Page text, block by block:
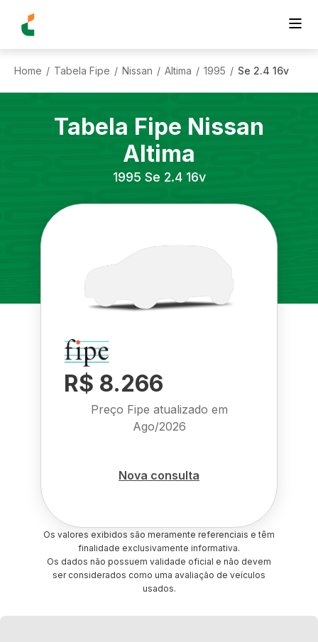
Home / Tabela Fipe / Nissan / Altima / 1995 / Se 2.4 16v
Tabela Fipe Nissan
Altima
1995 Se 2.4 16v
R$ 8.266
Preço Fipe atualizado em
Ago/2026
Nova consulta
Os valores exibidos são meramente referenciais e têm
finalidade exclusivamente informativa.
Os dados não possuem validade oficial e não devem
ser considerados como uma avaliação de veículos
usados.